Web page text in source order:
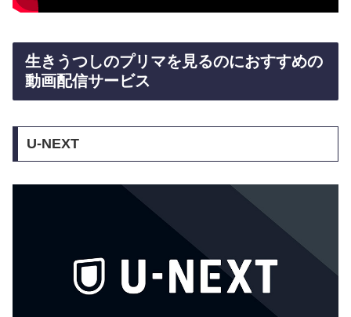
生きうつしのプリマを見るのにおすすめの
動画配信サービス
U-NEXT